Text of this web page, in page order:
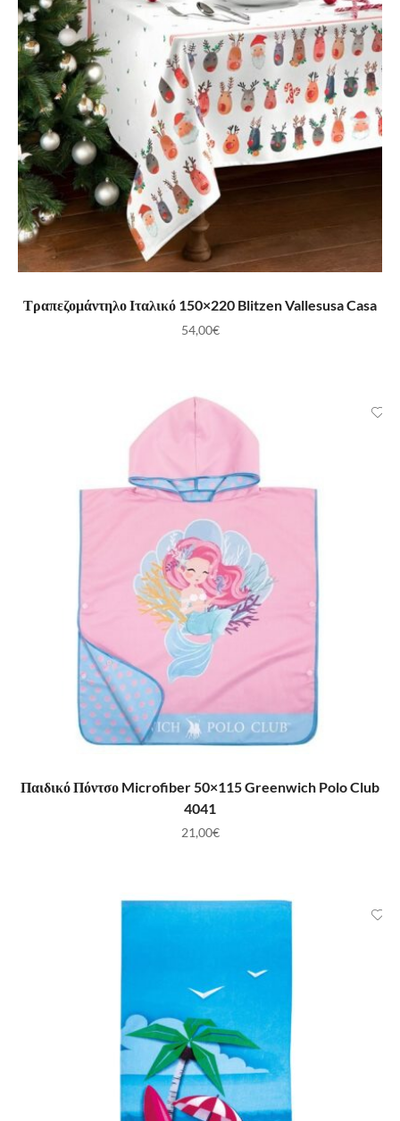
ΠΡΟΣΘΉΚΗ ΣΤΟ ΚΑΛΆΘΙ
Τραπεζομάντηλο Ιταλικό 150×220 Blitzen Vallesusa Casa
54,00€
ΠΡΟΣΘΉΚΗ ΣΤΟ ΚΑΛΆΘΙ
Παιδικό Πόντσο Microfiber 50×115 Greenwich Polo Club
4041
21,00€